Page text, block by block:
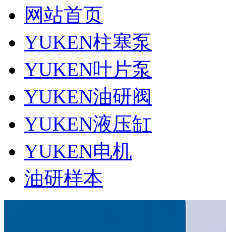
网站首页
YUKEN柱塞泵
YUKEN叶片泵
YUKEN油研阀
YUKEN液压缸
YUKEN电机
油研样本